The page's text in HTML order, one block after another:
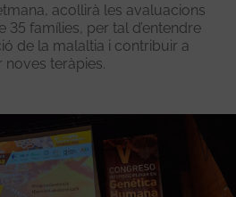
acollirà les avaluacions
35 famílies, per tal d’entendre
de la malaltia i contribuir a
teràpies.